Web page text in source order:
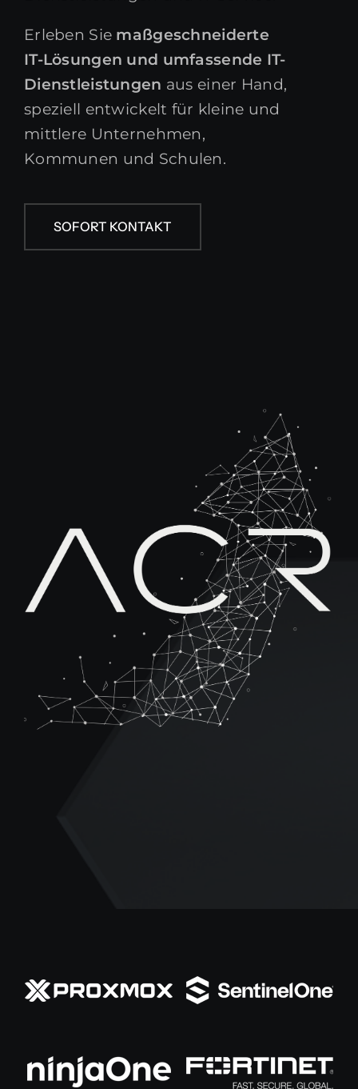
ÜBER UNS
SOFORT KONTAKT
ÜBER UNS
SOFORT KONTAKT
Erleben Sie maßgeschneiderte
IT-Lösungen und umfassende IT-
Dienstleistungen aus einer Hand,
speziell entwickelt für kleine und
mittlere Unternehmen,
Kommunen und Schulen.
SOFORT KONTAKT